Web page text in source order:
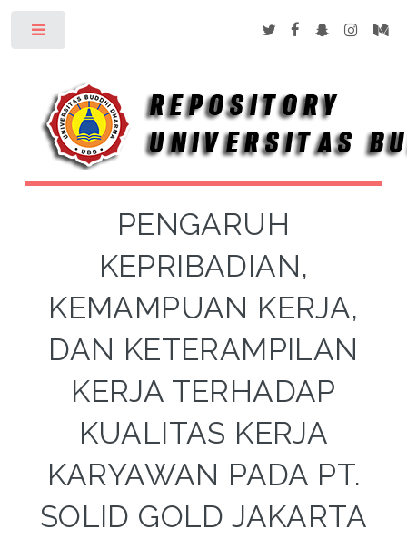
PENGARUH
KEPRIBADIAN,
KEMAMPUAN KERJA,
DAN KETERAMPILAN
KERJA TERHADAP
KUALITAS KERJA
KARYAWAN PADA PT.
SOLID GOLD JAKARTA